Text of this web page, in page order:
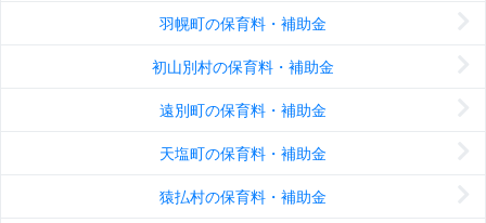
羽幌町の保育料・補助金
初山別村の保育料・補助金
遠別町の保育料・補助金
天塩町の保育料・補助金
猿払村の保育料・補助金